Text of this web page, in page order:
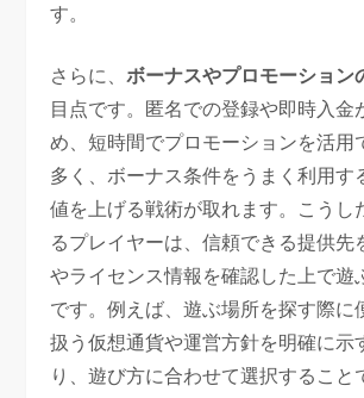
す。
さらに、ボーナスやプロモーション
目点です。匿名での登録や即時入金
め、短時間でプロモーションを活用
多く、ボーナス条件をうまく利用す
値を上げる戦術が取れます。こうし
るプレイヤーは、信頼できる提供先
やライセンス情報を確認した上で遊
です。例えば、遊ぶ場所を探す際に
扱う仮想通貨や運営方針を明確に示
り、遊び方に合わせて選択すること